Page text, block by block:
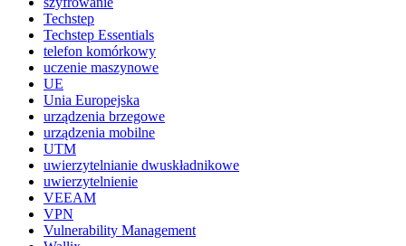
Techstep
Techstep Essentials
telefon komórkowy
uczenie maszynowe
UE
Unia Europejska
urządzenia brzegowe
urządzenia mobilne
UTM
uwierzytelnianie dwuskładnikowe
uwierzytelnienie
VEEAM
VPN
Vulnerability Management